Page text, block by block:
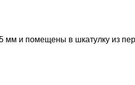
мм и помещены в шкатулку из